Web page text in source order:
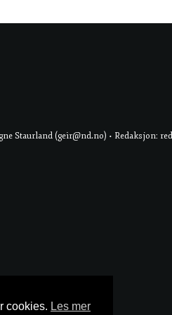
Staurland (geir@nd.no) • Redaksjon:
cookies. Les mer